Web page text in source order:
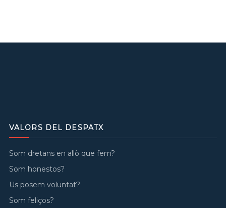
VALORS DEL DESPATX
Som dretans en allò que fem?
Som honestos?
Us posem voluntat?
Som feliços?